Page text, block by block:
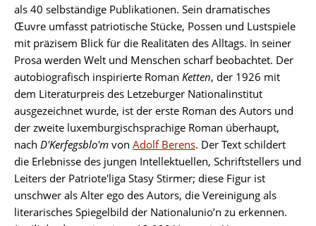
als 40 selbständige Publikationen. Sein dramatisches
Œuvre umfasst patriotische Stücke, Possen und Lustspiele
mit präzisem Blick für die Realitäten des Alltags. In seiner
Prosa werden Welt und Menschen scharf beobachtet. Der
autobiografisch inspirierte Roman Ketten, der 1926 mit
dem Literaturpreis des Letzeburger Nationalinstitut
ausgezeichnet wurde, ist der erste Roman des Autors und
der zweite luxemburgischsprachige Roman überhaupt,
nach D'Kerfegsblo'm von Adolf Berens. Der Text schildert
die Erlebnisse des jungen Intellektuellen, Schriftstellers und
Leiters der Patriote'liga Stasy Stirmer; diese Figur ist
unschwer als Alter ego des Autors, die Vereinigung als
literarisches Spiegelbild der Nationalunio’n zu erkennen.